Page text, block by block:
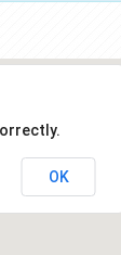
OK